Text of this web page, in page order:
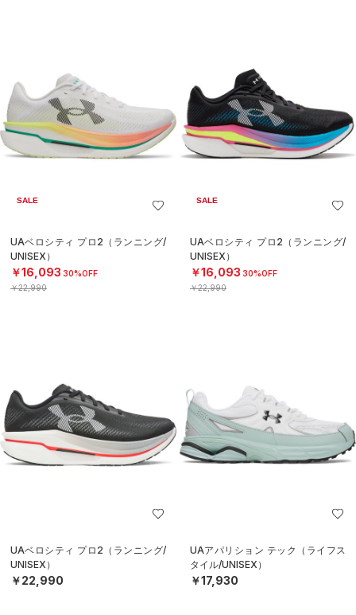
SALE
UAベロシティ プロ2（ランニング/
UNISEX）
￥16,093 30%OFF
￥22,990
SALE
UAベロシティ プロ2（ランニング/
UNISEX）
￥16,093 30%OFF
￥22,990
UAベロシティ プロ2（ランニング/
UNISEX）
￥22,990
UAアパリション テック（ライフス
タイル/UNISEX）
￥17,930